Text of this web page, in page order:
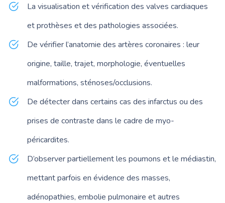
La visualisation et vérification des valves cardiaques
et prothèses et des pathologies associées.
De vérifier l’anatomie des artères coronaires : leur
origine, taille, trajet, morphologie, éventuelles
malformations, sténoses/occlusions.
De détecter dans certains cas des infarctus ou des
prises de contraste dans le cadre de myo-
péricardites.
D’observer partiellement les poumons et le médiastin,
mettant parfois en évidence des masses,
adénopathies, embolie pulmonaire et autres